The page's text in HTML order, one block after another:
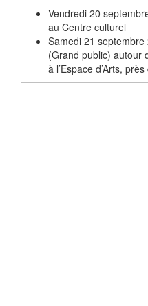
Vendredi 20
au Centre culturel
Samedi 21
(Grand public) autour
à l’Espace d’Arts,